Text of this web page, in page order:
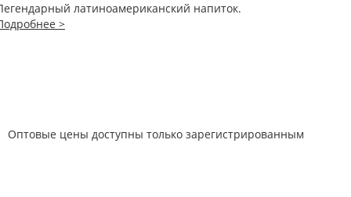
латиноамериканский напиток.
>
Оптовые цены доступны только зарегистрированным